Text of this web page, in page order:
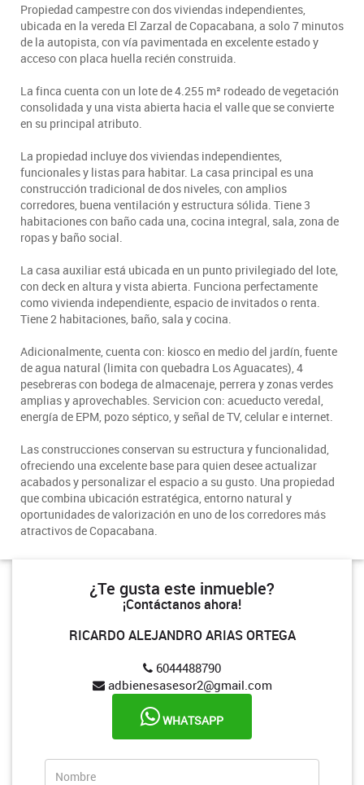
Propiedad campestre con dos viviendas independientes,
ubicada en la vereda El Zarzal de Copacabana, a solo 7 minutos
de la autopista, con vía pavimentada en excelente estado y
acceso con placa huella recién construida.
La finca cuenta con un lote de 4.255 m² rodeado de vegetación
consolidada y una vista abierta hacia el valle que se convierte
en su principal atributo.
La propiedad incluye dos viviendas independientes,
funcionales y listas para habitar. La casa principal es una
construcción tradicional de dos niveles, con amplios
corredores, buena ventilación y estructura sólida. Tiene 3
habitaciones con baño cada una, cocina integral, sala, zona de
ropas y baño social.
La casa auxiliar está ubicada en un punto privilegiado del lote,
con deck en altura y vista abierta. Funciona perfectamente
como vivienda independiente, espacio de invitados o renta.
Tiene 2 habitaciones, baño, sala y cocina.
Adicionalmente, cuenta con: kiosco en medio del jardín, fuente
de agua natural (limita con quebadra Los Aguacates), 4
pesebreras con bodega de almacenaje, perrera y zonas verdes
amplias y aprovechables. Servicion con: acueducto veredal,
energía de EPM, pozo séptico, y señal de TV, celular e internet.
Las construcciones conservan su estructura y funcionalidad,
ofreciendo una excelente base para quien desee actualizar
acabados y personalizar el espacio a su gusto. Una propiedad
que combina ubicación estratégica, entorno natural y
oportunidades de valorización en uno de los corredores más
atractivos de Copacabana.
¿Te gusta este inmueble?
¡Contáctanos ahora!
RICARDO ALEJANDRO ARIAS ORTEGA
6044488790
adbienesasesor2@gmail.com
WHATSAPP